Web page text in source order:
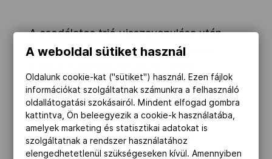
A csodálatos trió visszavonulása után
egyértelműen őt kiáltották ki okkal a
folytatójának, és ezt igazolva meg is
nyerte az 1962-es, Buenos Aires-i egyéni
világbajnokságot. Az addig egyenesen
felfelé ívelő karriert egy 1964-es,
rendkívül súlyos autóbaleset törte ketté.
A weboldal sütiket használ
Oldalunk cookie-kat ("sütiket") használ. Ezen fájlok
információkat szolgáltatnak számunkra a felhasználó
oldallátogatási szokásairól. Mindent elfogad gombra
kattintva, Ön beleegyezik a cookie-k használatába,
amelyek marketing és statisztikai adatokat is
szolgáltatnak a rendszer használatához
elengedhetetlenül szükségeseken kívül. Amennyiben